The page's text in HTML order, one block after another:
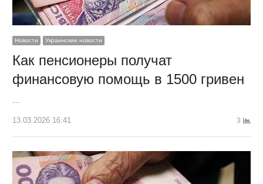
Новости Украинские новости
Как пенсионеры получат
финансовую помощь в 1500 гривен
13.03.2026 16:41 3